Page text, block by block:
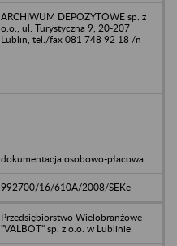
ARCHIWUM DEPOZYTOWE sp. z
o.o., ul. Turystyczna 9, 20-207
Lublin, tel./fax 081 748 92 18 /n
dokumentacja osobowo-płacowa
992700/16/610A/2008/SEKe
Przedsiębiorstwo Wielobranżowe
"VALBOT" sp. z o.o. w Lublinie